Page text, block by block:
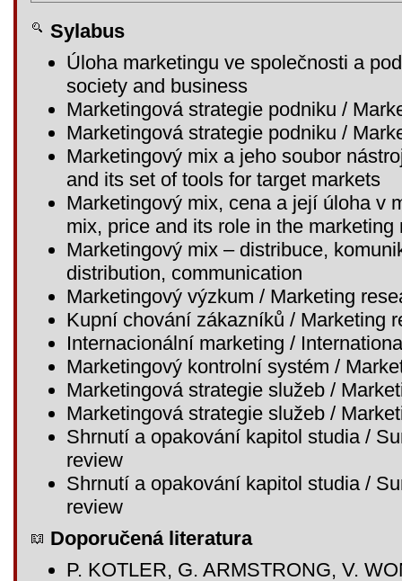
Sylabus
Úloha marketingu ve společnosti a
society and business
Marketingová strategie podniku /
Marketingová strategie podniku /
Marketingový mix a jeho soubor
and its set of tools for target markets
Marketingový mix, cena a její úloha v
mix, price and its role in the marketing
Marketingový mix – distribuce,
distribution, communication
Marketingový výzkum / Marketing
Kupní chování zákazníků / Marketing
Internacionální marketing /
Marketingový kontrolní systém /
Marketingová strategie služeb /
Marketingová strategie služeb /
Shrnutí a opakování kapitol studia /
review
Shrnutí a opakování kapitol studia /
review
Doporučená literatura
P. KOTLER, G. ARMSTRONG, V.